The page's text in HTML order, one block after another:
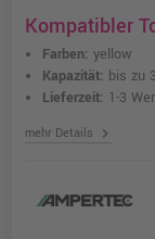
Kompatibler
Farben: yellow
Kapazität: bis zu
Lieferzeit: 1-3
mehr Details chevron_right